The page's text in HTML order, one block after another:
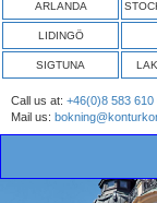
ARLANDA
LIDINGÖ
SIGTUNA
Call us at: +46(0)8 583 610
Mail us: